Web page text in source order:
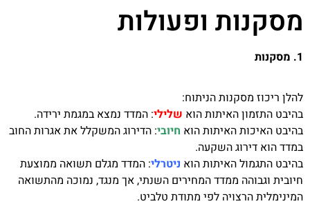
מסקנות ופעולות
1. מסקנות
להלן ריכוז מסקנות הניתוח:
בהיבט התזמון האיתות הוא שלילי: המדד נמצא במגמת ירידה.
בהיבט האיכות האיתות הוא חיובי: הדירוג המשקלל את אגרות החוב
במדד הוא דירוג השקעה.
בהיבט התגמול האיתות הוא ניטרלי: המדד מגלם תשואה ממוצעת
חיובית וגבוהה ממדד המחירים השנתי, אך מנגד, נמוכה מהתשואה
המינימלית הרצויה לפי מתודת טלביט.